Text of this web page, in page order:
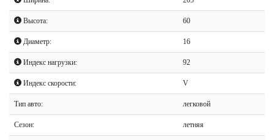
Высота: 60
Диаметр: 16
Индекс нагрузки: 92
Индекс скорости: V
Тип авто: легковой
Сезон: летняя